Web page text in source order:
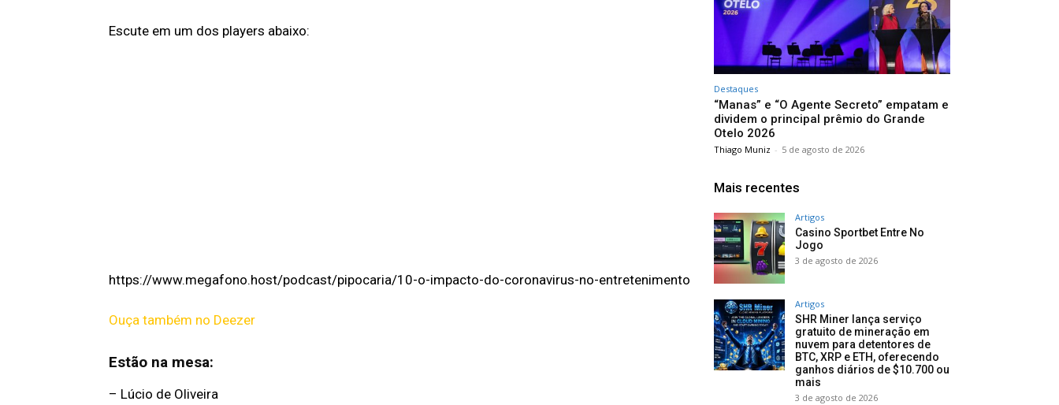
Escute em um dos players abaixo:
https://www.megafono.host/podcast/pipocaria/10-o-impacto-do-coronavirus-no-entretenimento
Ouça também no Deezer
Estão na mesa:
– Lúcio de Oliveira
Destaques
“Manas” e “O Agente Secreto” empatam e
dividem o principal prêmio do Grande
Otelo 2026
Thiago Muniz - 5 de agosto de 2026
Mais recentes
Artigos
Casino Sportbet Entre No
Jogo
3 de agosto de 2026
Artigos
SHR Miner lança serviço
gratuito de mineração em
nuvem para detentores de
BTC, XRP e ETH, oferecendo
ganhos diários de $10.700 ou
mais
3 de agosto de 2026